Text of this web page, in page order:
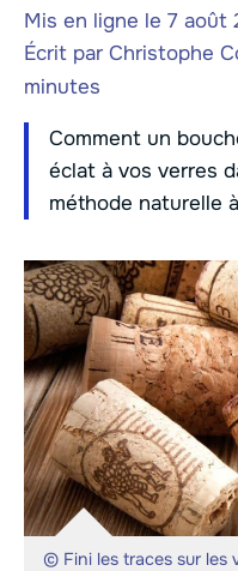
Mis en ligne le 7 août
Écrit par Christophe
minutes
Comment un
éclat à vos verres
méthode naturelle
© Fini les traces sur les